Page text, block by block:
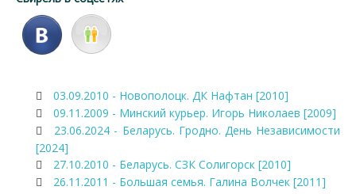
03.09.2010 - Новополоцк. ДК Нафтан [2010]
09.11.2009 - Минский курьер. Игорь Николаев [2009]
23.06.2024 - Беларусь. Гродно. День Независимости
[2024]
27.10.2010 - Беларусь. СЗК Солигорск [2010]
26.11.2011 - Большая семья. Галина Волчек [2011]